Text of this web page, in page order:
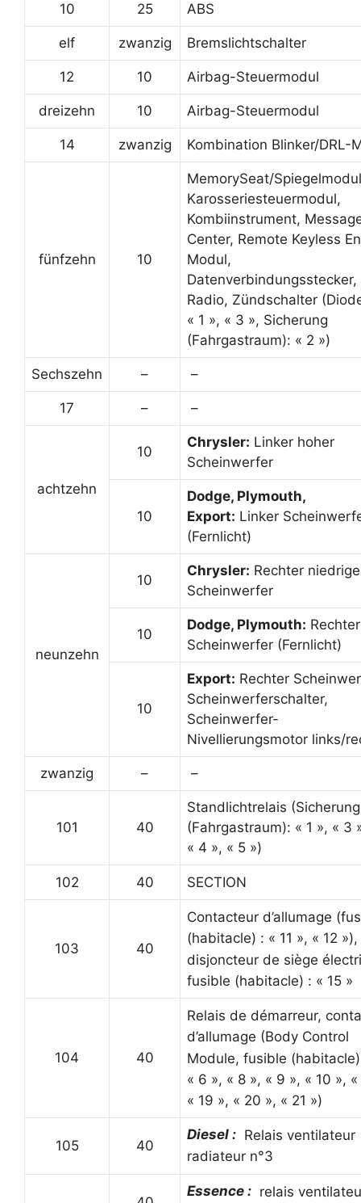
10 25 ABS
elf zwanzig Bremslichtschalter
12 10 Airbag-Steuermodul
dreizehn 10 Airbag-Steuermodul
14 zwanzig Kombination Blinker/DRL-
fünfzehn 10
MemorySeat/
Karosseriesteuermodul,
Kombiinstrument,
Center, Remote Keyless
Modul,
Datenverbindungsstecker,
Radio, Zündschalter
« 1 », « 3 », Sicherung
(Fahrgastraum): « 2 »)
Sechszehn – –
17 – –
achtzehn
10
Chrysler: Linker hoher
Scheinwerfer
10
Dodge, Plymouth,
Export: Linker
(Fernlicht)
neunzehn
10
Chrysler: Rechter
Scheinwerfer
10
Dodge, Plymouth: Rechter
Scheinwerfer (Fernlicht)
10
Export: Rechter
Scheinwerferschalter,
Scheinwerfer-
Nivellierungsmotor links/
zwanzig – –
101 40
Standlichtrelais (Sicherung
(Fahrgastraum): « 1 », « 3
« 4 », « 5 »)
102 40 SECTION
103 40
Contacteur d’allumage
(habitacle) : « 11 », « 12 »),
disjoncteur de siège
fusible (habitacle) : « 15 »
104 40
Relais de démarreur,
d’allumage (Body Control
Module, fusible
« 6 », « 8 », « 9 », « 10 », «
« 19 », « 20 », « 21 »)
105 40
Diesel : Relais ventilateur
radiateur n°3
Essence : relais